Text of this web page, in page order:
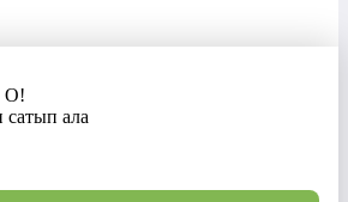
О!
сатып ала